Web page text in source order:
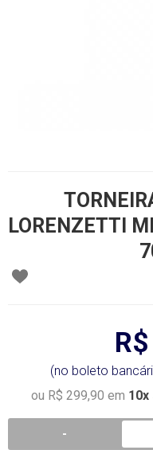
LORENZETTI
(no boleto
ou R$ 299,90 em
-